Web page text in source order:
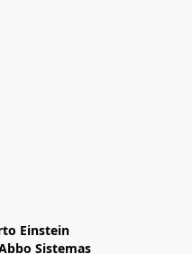
Einstein
Sistemas